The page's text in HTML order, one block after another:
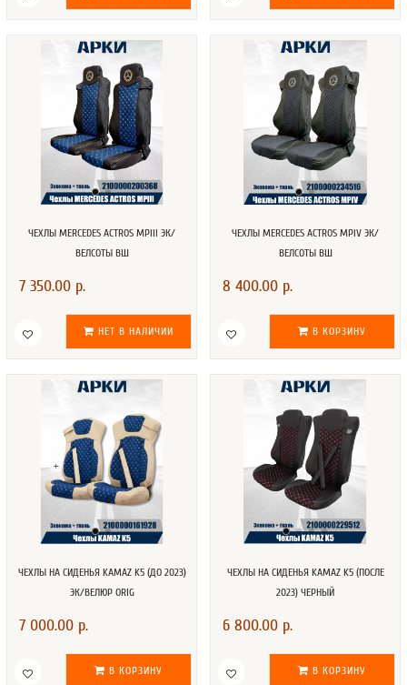
ЧЕХЛЫ MERCEDES ACTROS MPIII ЭК/
ВЕЛСОТЫ ВШ
7 350.00 р.
НЕТ В НАЛИЧИИ
ЧЕХЛЫ MERCEDES ACTROS MPIV ЭК/
ВЕЛСОТЫ ВШ
8 400.00 р.
В КОРЗИНУ
ЧЕХЛЫ НА СИДЕНЬЯ KAMAZ K5 (ДО 2023)
ЭК/ВЕЛЮР ORIG
7 000.00 р.
В КОРЗИНУ
ЧЕХЛЫ НА СИДЕНЬЯ KAMAZ K5 (ПОСЛЕ
2023) ЧЕРНЫЙ
6 800.00 р.
В КОРЗИНУ